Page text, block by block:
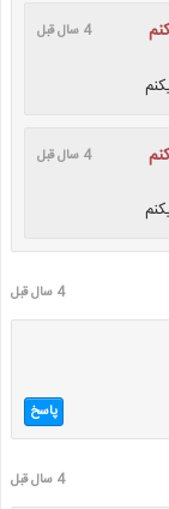
4 سال قبل
4 سال قبل
4 سال قبل
پاسخ
4 سال قبل